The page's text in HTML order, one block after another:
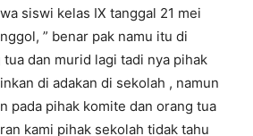
siswi kelas IX tanggal 21 mei
” benar pak namu itu di
dan murid lagi tadi nya pihak
di adakan di sekolah , namun
pada pihak komite dan orang tua
kami pihak sekolah tidak tahu